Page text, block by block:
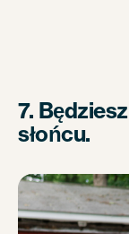
7.
słońcu.